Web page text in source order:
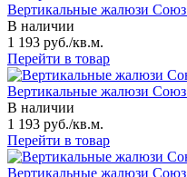
Вертикальные жалюзи Союз
В наличии
1 193 руб./кв.м.
Перейти в товар
Вертикальные жалюзи
В наличии
1 193 руб./кв.м.
Перейти в товар
Вертикальные жалюзи